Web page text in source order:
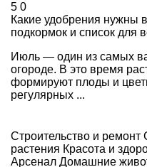
5 0
Какие удобрения нужны
подкормок и список для
Июль — один из самых
огороде. В это время
формируют плоды и
регулярных ...
Строительство и ремонт
растения Красота и
Арсенал Домашние